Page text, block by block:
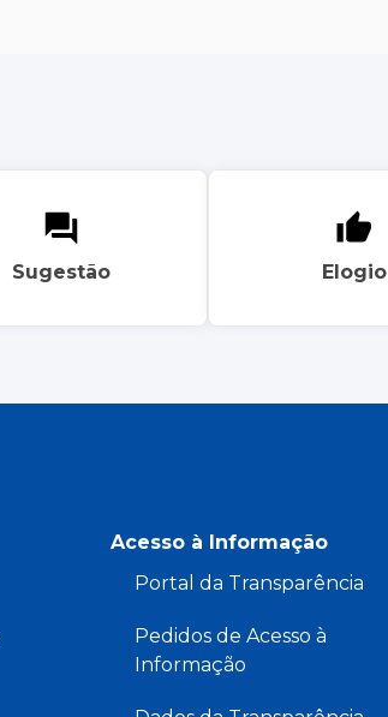
Sugestão Elogio
Acesso à Informação
Portal da Transparência
Pedidos de Acesso à
Informação